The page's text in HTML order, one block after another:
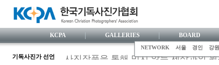
KCPA GALLERIES BOARD
NETWORK 서울 경인 강원
기독사진가 선언
사진작품을 통해 믿지 않는 세상과의